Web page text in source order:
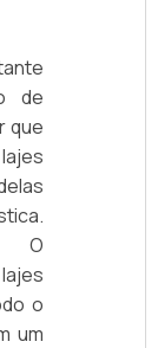
de
que
O
o
um